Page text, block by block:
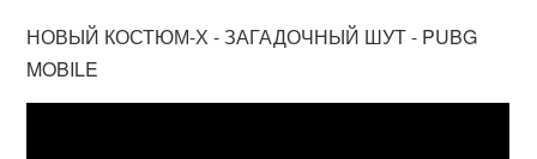
НОВЫЙ КОСТЮМ-Х - ЗАГАДОЧНЫЙ ШУТ - PUBG
MOBILE